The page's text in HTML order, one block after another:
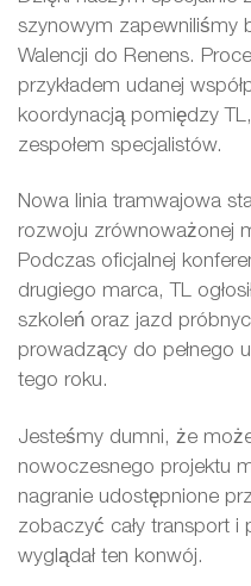
szynowym zapewniliśmy
Walencji do Renens.
przykładem udanej
koordynacją pomiędzy
zespołem specjalistów.
Nowa linia tramwajowa
rozwoju zrównoważonej
Podczas oficjalnej
drugiego marca, TL
szkoleń oraz jazd
prowadzący do pełnego
tego roku.
Jesteśmy dumni, że
nowoczesnego projektu
nagranie udostępnione
zobaczyć cały transport i
wyglądał ten konwój.